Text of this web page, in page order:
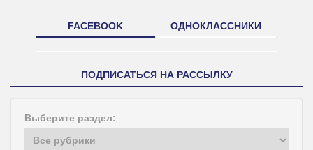
FACEBOOK ОДНОКЛАССНИКИ
ПОДПИСАТЬСЯ НА РАССЫЛКУ
Выберите раздел: